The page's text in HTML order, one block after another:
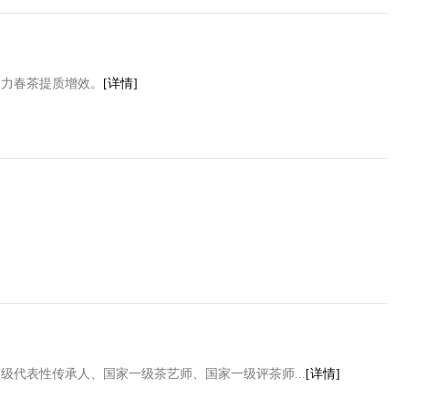
春茶提质增效。 [详情]
代表性传承人、国家一级茶艺师、国家一级评茶师... [详情]